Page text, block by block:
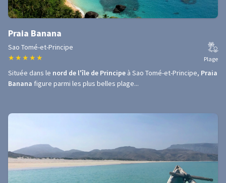
Praia Banana
Sao Tomé-et-Principe
★ ★ ★ ★ ★ Plage
Située dans le nord de l'île de Principe à Sao Tomé-et-Principe, Praia
Banana figure parmi les plus belles plage...